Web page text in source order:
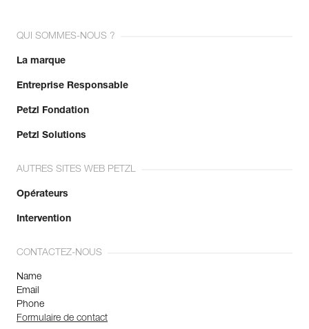
QUI SOMMES-NOUS ?
La marque
Entreprise Responsable
Petzl Fondation
Petzl Solutions
AUTRES SITES WEB PETZL
Opérateurs
Intervention
CONTACTEZ-NOUS
Name
Email
Phone
Formulaire de contact